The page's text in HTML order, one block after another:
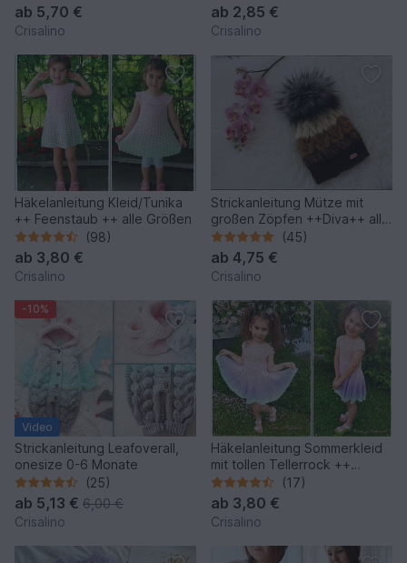
ab 5,70 €
Crisalino
ab 2,85 €
Crisalino
Häkelanleitung Kleid/Tunika
++ Feenstaub ++ alle Größen
(98)
ab 3,80 €
Crisalino
Strickanleitung Mütze mit
großen Zöpfen ++Diva++ alle
Größen
(45)
ab 4,75 €
Crisalino
-10%
Video
Strickanleitung Leafoverall,
onesize 0-6 Monate
(25)
ab 5,13 € 6,00 €
Crisalino
Häkelanleitung Sommerkleid
mit tollen Tellerrock ++
Pastellina ++ alle Größen
(17)
ab 3,80 €
Crisalino